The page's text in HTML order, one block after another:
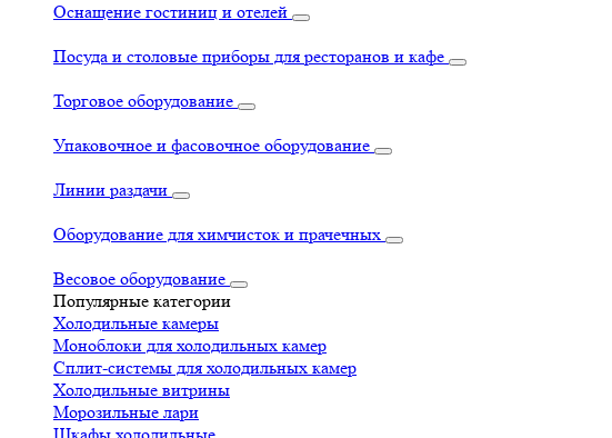
Оснащение гостиниц и отелей
Посуда и столовые приборы для ресторанов и кафе
Торговое оборудование
Упаковочное и фасовочное оборудование
Линии раздачи
Оборудование для химчисток и прачечных
Весовое оборудование
Популярные категории
Холодильные камеры
Моноблоки для холодильных камер
Сплит-системы для холодильных камер
Холодильные витрины
Морозильные лари